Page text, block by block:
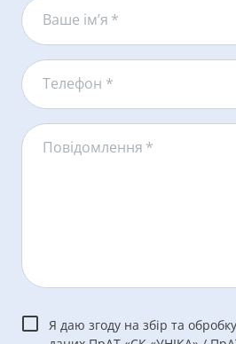
Ваше ім’я *
Телефон *
Повідомлення *
Я даю згоду на збір та